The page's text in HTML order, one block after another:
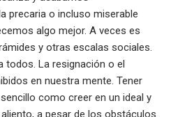
precaria o incluso miserable
algo mejor. A veces es
y otras escalas sociales.
todos. La resignación o el
en nuestra mente. Tener
como creer en un ideal y
a pesar de los obstáculos